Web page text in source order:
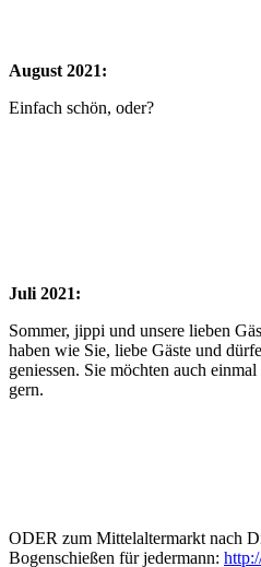
August 2021:
Einfach schön, oder?
Juli 2021:
Sommer, jippi und unsere lieben
haben wie Sie, liebe Gäste und
geniessen. Sie möchten auch
gern.
ODER zum Mittelaltermarkt nach
Bogenschießen für jedermann: